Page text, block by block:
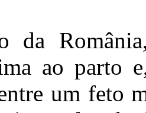
da
ao parto
um feto